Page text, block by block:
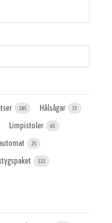
185 Hålsågar 73
Limpistoler 65
25
122